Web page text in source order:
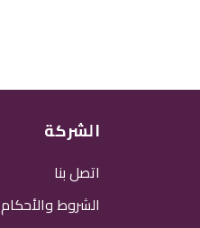
الشركة
اتصل بنا
الشروط والأحكام